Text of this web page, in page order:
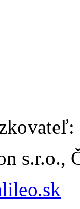
s.r.o.,